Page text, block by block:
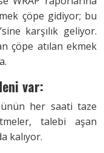
çöpe gidiyor; bu
karşılık geliyor.
çöpe atılan ekmek
var:
her saati taze
talebi aşan
kalıyor.